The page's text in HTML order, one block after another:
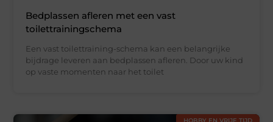
Bedplassen afleren met een vast
toilettrainingschema
Een vast toilettraining-schema kan een belangrijke
bijdrage leveren aan bedplassen afleren. Door uw kind
op vaste momenten naar het toilet